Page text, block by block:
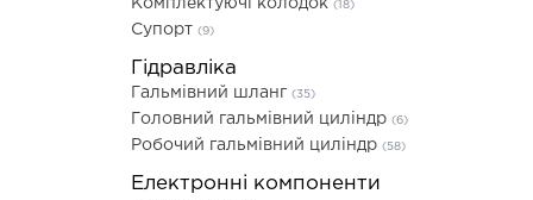
Комплектуючі колодок (18)
Супорт (9)
Гідравліка
Гальмівний шланг (35)
Головний гальмівний циліндр (6)
Робочий гальмівний циліндр (58)
Електронні компоненти